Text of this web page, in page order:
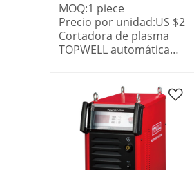
venta
MOQ:1 piece
Precio por unidad:US $2
Cortadora de plasma
TOPWELL automática